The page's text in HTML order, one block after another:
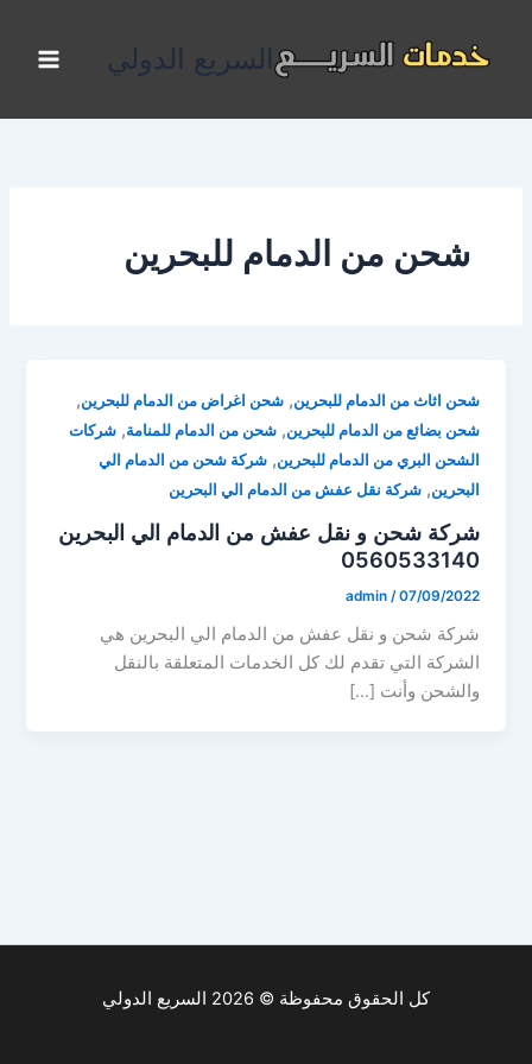
المحتوى
السريع الدولي
شحن من الدمام للبحرين
شحن اثاث من الدمام للبحرين,شحن اغراض من الدمام للبحرين,
شحن بضائع من الدمام للبحرين,شحن من الدمام للمنامة,شركات
الشحن البري من الدمام للبحرين,شركة شحن من الدمام الي
البحرين,شركة نقل عفش من الدمام الي البحرين
شركة شحن و نقل عفش من الدمام الي البحرين
0560533140
admin /07/09/2022
شركة شحن و نقل عفش من الدمام الي البحرين هي
الشركة التي تقدم لك كل الخدمات المتعلقة بالنقل
والشحن وأنت […]
كل الحقوق محفوظة © 2026 السريع الدولي